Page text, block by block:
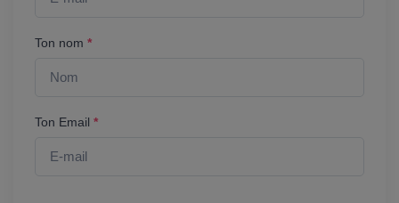
Ton nom *
Ton Email *